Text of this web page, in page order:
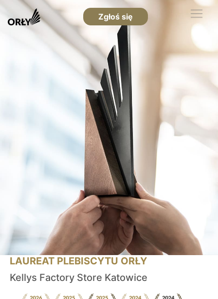
Zgłoś się
LAUREAT PLEBISCYTU ORŁY
Kellys Factory Store Katowice